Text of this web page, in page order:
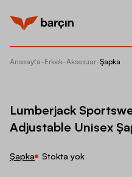
Anasayfa-Erkek-Aksesuar-Şapka
Lumberjack
Adjustable Unisex
Şapka Stokta yok